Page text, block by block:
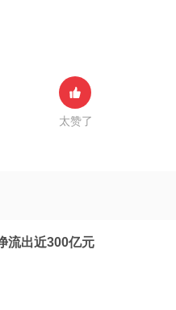
太赞了
流出近300亿元